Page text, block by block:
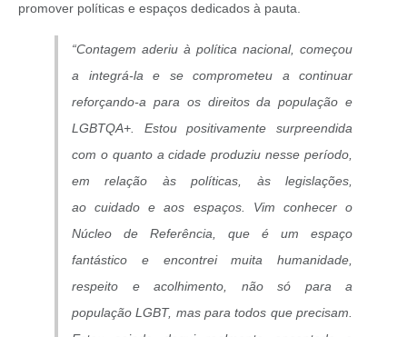
promover políticas e espaços dedicados à pauta.
“Contagem aderiu à política nacional, começou
a integrá-la e se comprometeu a continuar
reforçando-a para os direitos da população e
LGBTQA+. Estou positivamente surpreendida
com o quanto a cidade produziu nesse período,
em relação às políticas, às legislações,
ao cuidado e aos espaços. Vim conhecer o
Núcleo de Referência, que é um espaço
fantástico e encontrei muita humanidade,
respeito e acolhimento, não só para a
população LGBT, mas para todos que precisam.